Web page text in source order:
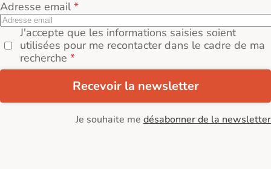
Adresse email
J'accepte que les informations saisies soient
utilisées pour me recontacter dans le cadre de ma
recherche
Recevoir la newsletter
Je souhaite me désabonner de la newsletter